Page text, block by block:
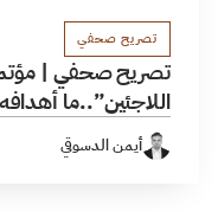
تصريح صحفي
تصريح صحفي |
اللاجئين”..ما
أيمن الدسوقي